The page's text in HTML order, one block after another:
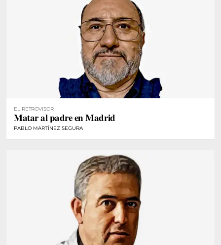
EL RETROVISOR
Matar al padre en Madrid
PABLO MARTÍNEZ SEGURA